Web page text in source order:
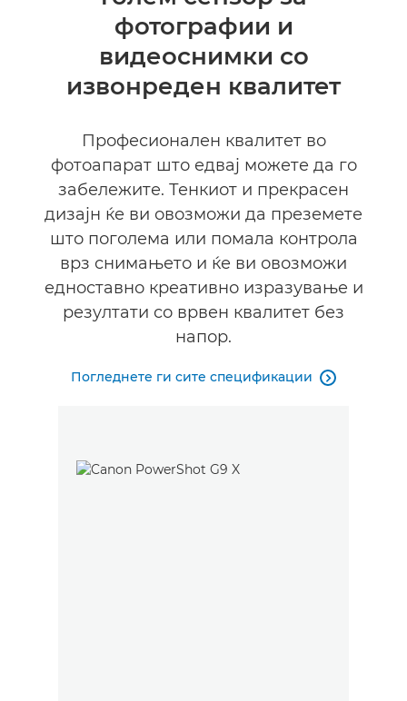
фотографии и
видеоснимки со
извонреден квалитет
Професионален квалитет во
фотоапарат што едвај можете да го
забележите. Тенкиот и прекрасен
дизајн ќе ви овозможи да преземете
што поголема или помала контрола
врз снимањето и ќе ви овозможи
едноставно креативно изразување и
резултати со врвен квалитет без
напор.
Погледнете ги сите спецификации 